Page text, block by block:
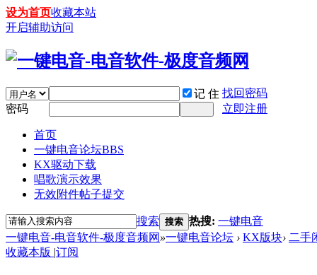
设为首页收藏本站
开启辅助访问
记 住 找回密码
密码
立即注册
首页
一键电音论坛BBS
KX驱动下载
唱歌演示效果
无效附件帖子提交
搜索 搜索 热搜: 一键电音
一键电音-电音软件-极度音频网 »一键电音论坛 › KX版块› 二手
收藏本版 |订阅